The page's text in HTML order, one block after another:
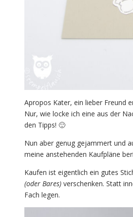
Apropos Kater, ein lieber Freund
Nur, wie locke ich eine aus der
den Tipps! 🙂
Nun aber genug gejammert und
meine anstehenden Kaufpläne
Kaufen ist eigentlich ein gutes
(oder Bares)verschenken. Statt
Fach legen.